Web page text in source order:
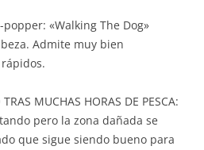
«Walking The Dog»
Admite muy bien
MUCHAS HORAS DE PESCA:
pero la zona dañada se
que sigue siendo bueno para